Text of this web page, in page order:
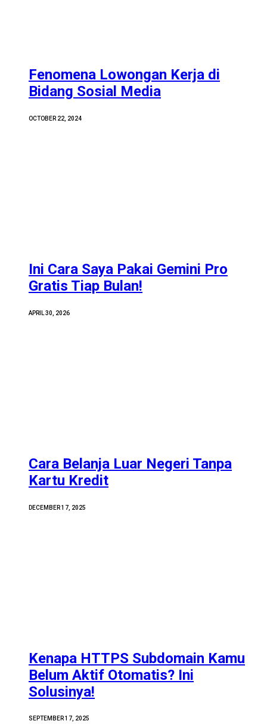
Fenomena Lowongan Kerja di
Bidang Sosial Media
OCTOBER 22, 2024
Ini Cara Saya Pakai Gemini Pro
Gratis Tiap Bulan!
APRIL 30, 2026
Cara Belanja Luar Negeri Tanpa
Kartu Kredit
DECEMBER 17, 2025
Kenapa HTTPS Subdomain Kamu
Belum Aktif Otomatis? Ini
Solusinya!
SEPTEMBER 17, 2025